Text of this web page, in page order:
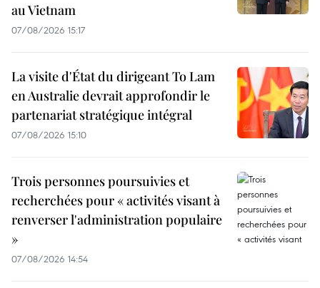
au Vietnam
07/08/2026 15:17
La visite d'État du dirigeant To Lam
en Australie devrait approfondir le
partenariat stratégique intégral
07/08/2026 15:10
Trois personnes poursuivies et
recherchées pour « activités visant à
renverser l'administration populaire
»
07/08/2026 14:54